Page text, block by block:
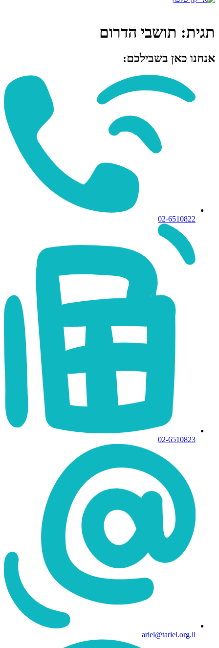
תגית: תושבי הדרום
אנחנו כאן בשבילכם:
02-6510822
02-6510823
ariel@tariel.org.il